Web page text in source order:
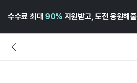
수수료 최대 90% 지원받고, 도전 응원해줄